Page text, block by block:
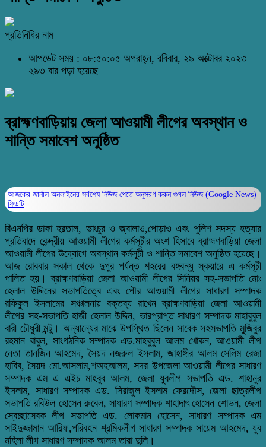
প্রতিনিধির নাম
আপডেট সময় : ০৮:৫০:০৫ অপরাহ্ন, রবিবার, ২৯ অক্টোবর ২০২৩
২৯৩ বার পড়া হয়েছে
ব্রাহ্মণবাড়িয়ায় জেলা আওয়ামী লীগের অবস্থান ও
শান্তি সমাবেশ অনুষ্ঠিত
আজকের জার্নাল অনলাইনের সর্বশেষ নিউজ পেতে অনুসরণ করুন গুগল নিউজ (Google News)
ফিডটি
বিএনপির ডাকা হরতাল, ভাংচুর ও জ্বালাও,পোড়াও এবং পুলিশ সদস্য হত্যার
প্রতিবাদে কেন্দ্রীয় আওয়ামী লীগের কর্মসূচীর অংশ হিসাবে ব্রাহ্মণবাড়িয়া জেলা
আওয়ামী লীগের উদ্যোগে অবস্থান কর্মসূচী ও শান্তি সমাবেশ অনুষ্ঠিত হয়েছে।
আজ রোববার সকাল থেকে দুপুর পর্যন্ত শহরের বঙ্গবন্ধু স্কয়ারে এ কর্মসূচী
পালিত হয়। ব্রাহ্মণবাড়িয়া জেলা আওয়ামী লীগের সিনিয়র সহ-সভাপতি মোঃ
হেলাল উদ্দিনের সভাপতিত্বে এবং পৌর আওয়ামী লীগের সাধারণ সম্পাদক
রফিকুল ইসলামের সঞ্চালনায় বক্তব্য রাখেন ব্রাহ্মণবাড়িয়া জেলা আওয়ামী
লীগের সহ-সভাপতি হাজী হেলাল উদ্দিন, ভারপ্রাপ্ত সাধারণ সম্পাদক মাহাবুবুল
বারী চৌধুরী মন্টু। অন্যান্যের মাঝে উপস্থিত ছিলেন সাবেক সহসভাপতি মুজিবুর
রহমান বাবুল, সাংগঠনিক সম্পাদক এড.মাহবুবুল আলম খোকন, আওয়ামী লীগ
নেতা তানজিন আহমেদ, সৈয়দ নজরুল ইসলাম, জাহাঙ্গীর আলম সেলিম রেজা
হাবিব, সৈয়দ মো.আসলাম,শঅহআলম, সদর উপজেলা আওয়ামী লীগের সাধারণ
সম্পাদক এম এ এইচ মাহবুব আলম, জেলা যুবলীগ সভাপতি এড. শাহানুর
ইসলাম, সাধারণ সম্পাদক এড. সিরাজুল ইসলাম ফেরদৌস, জেলা ছাত্রলীগ
সভাপতি রবিউল হোসেন রুবেল, সাধারণ সম্পাদক শাহাদাৎ হোসেন শোভন, জেলা
স্বেচ্ছাসেবক লীগ সভাপতি এড. লোকমান হোসেন, সাধারণ সম্পাদক এম
সাইদুজ্জামান আরিফ,পরিবহন শ্রমিকলীগ সাধারণ সম্পাদক সায়েম আহমেদ, যুব
মহিলা লীগ সাধারণ সম্পাদক আলম তারা দুলি।